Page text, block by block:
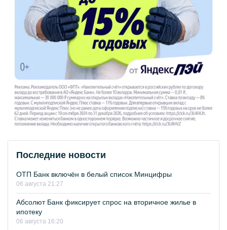
Последние новости
ОТП Банк включён в белый список Минцифры
06 августа 21:27
Абсолют Банк фиксирует спрос на вторичное жилье в
ипотеку
06 августа 16:20